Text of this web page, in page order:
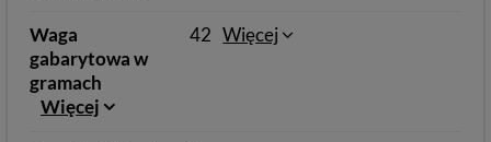
Waga
gabarytowa w
gramach
Więcej
42 Więcej